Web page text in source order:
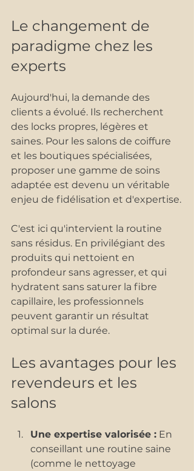
Le changement de
paradigme chez les
experts
Aujourd'hui, la demande des
clients a évolué. Ils recherchent
des locks propres, légères et
saines. Pour les salons de coiffure
et les boutiques spécialisées,
proposer une gamme de soins
adaptée est devenu un véritable
enjeu de fidélisation et d'expertise.
C'est ici qu'intervient la routine
sans résidus. En privilégiant des
produits qui nettoient en
profondeur sans agresser, et qui
hydratent sans saturer la fibre
capillaire, les professionnels
peuvent garantir un résultat
optimal sur la durée.
Les avantages pour les
revendeurs et les
salons
Une expertise valorisée : En
conseillant une routine saine
(comme le nettoyage